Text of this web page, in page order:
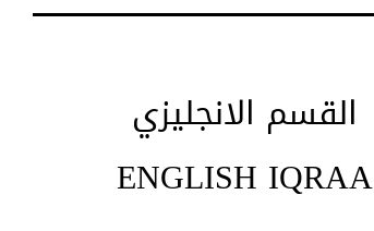
twitter
facebook
القسم الانجليزي
ENGLISH IQRAA